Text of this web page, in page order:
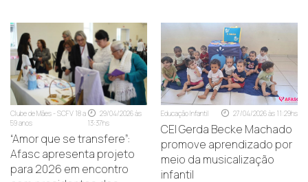
Clube de Mães - SCFV 18 a
59 anos
29/04/2026 às
13:37hs
“Amor que se transfere”:
Afasc apresenta projeto
para 2026 em encontro
Educação Infantil 27/04/2026 às 11:29hs
CEI Gerda Becke Machado
promove aprendizado por
meio da musicalização
infantil